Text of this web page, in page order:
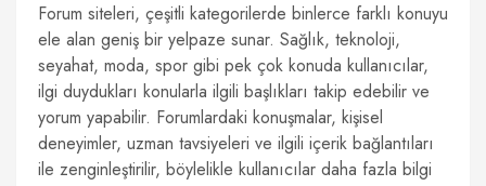
Forum siteleri, çeşitli kategorilerde binlerce farklı konuyu
ele alan geniş bir yelpaze sunar. Sağlık, teknoloji,
seyahat, moda, spor gibi pek çok konuda kullanıcılar,
ilgi duydukları konularla ilgili başlıkları takip edebilir ve
yorum yapabilir. Forumlardaki konuşmalar, kişisel
deneyimler, uzman tavsiyeleri ve ilgili içerik bağlantıları
ile zenginleştirilir, böylelikle kullanıcılar daha fazla bilgi